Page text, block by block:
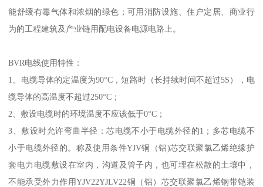
能舒缓有毒气体和浓烟的绿色；可用消防设施、住户定居、商业行
为的工程建筑及产业链用配电设备电源电路上。
BVR电线使用特性：
1、电缆导体的定温度为90°C，短路时（长持续时间不超过5S），电
缆导体的高温度不超过250°C；
2、敷设电缆时的环境温度不应该低于0°C；
3、敷设时允许弯曲半径：芯电缆不小于电缆外径的1；多芯电缆不
小于电缆外径的。称及使用条件YJV铜（铝)芯交联聚氯乙烯绝缘护
套电力电缆敷设在室内，沟道及管子内，也可埋在松散的土壤中，
不能承受外力作用YJV22YJLV22铜（铝）芯交联聚氯乙烯钢带铠装